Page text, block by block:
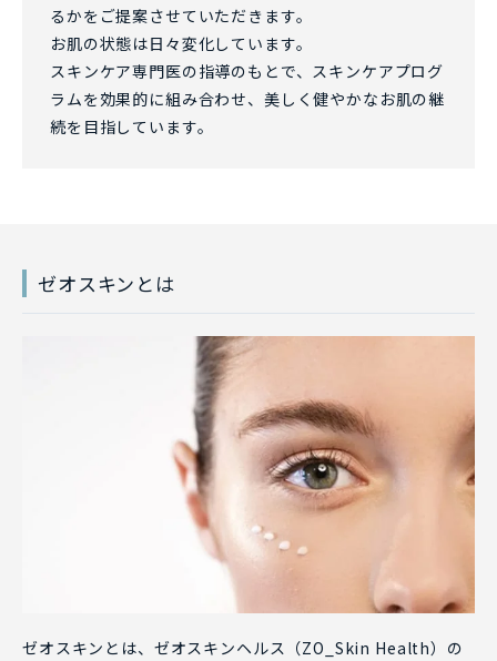
るかをご提案させていただきます。
お肌の状態は日々変化しています。
スキンケア専門医の指導のもとで、スキンケアプログ
ラムを効果的に組み合わせ、美しく健やかなお肌の継
続を目指しています。
ゼオスキンとは
ゼオスキンとは、ゼオスキンヘルス（ZO_Skin Health）の